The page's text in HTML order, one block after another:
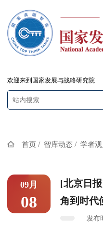
欢迎来到国家发展与战略研究院
首页 / 智库动态 / 学者观
09月
08
[北京日
角到时代
发布